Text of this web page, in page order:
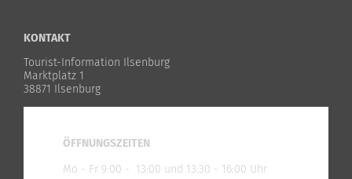
KONTAKT
Tourist-Information Ilsenburg
Marktplatz 1
38871 Ilsenburg
ÖFFNUNGSZEITEN
Mo - Fr 9:00 - 13:00 und 13:30 - 16:00 Uhr